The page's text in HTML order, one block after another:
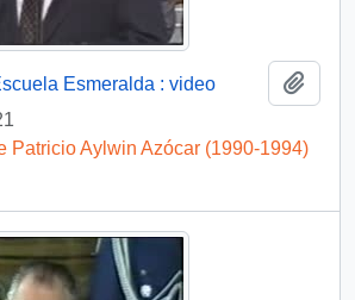
Esmeralda : video
Patricio Aylwin Azócar (1990-1994)